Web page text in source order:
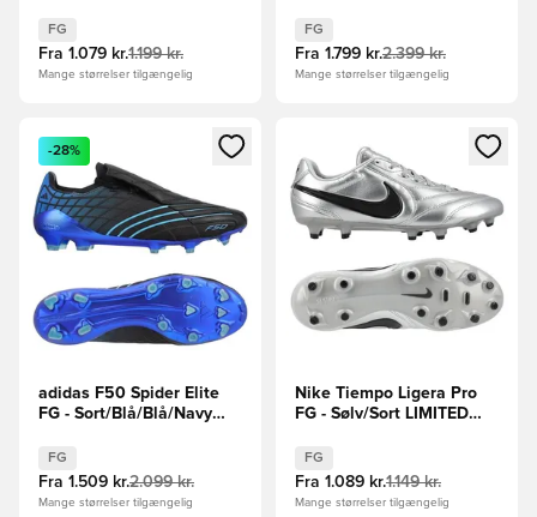
EDITION
FG
Fra 1.079 kr.1.199 kr.
Mange størrelser tilgængelig
FG
Fra 1.799 kr.2.399 kr.
Mange størrelser tilgængelig
Åbner en Modal til at logge ind eller tilmelde dig som
-28%
adidas F50 Spider Elite
FG - Sort/Blå/Blå/Navy
FG
Fra 1.509 kr.2.099 kr.
Mange størrelser tilgængelig
Åbner en Modal til at logge
Nike Tiempo Ligera Pro
FG - Sølv/Sort LIMITED
FG
Fra 1.089 kr.1.149 kr.
Mange størrelser tilgængelig